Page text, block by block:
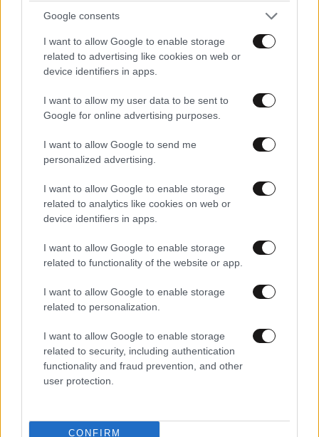
Google consents
I want to allow Google to enable storage
related to advertising like cookies on web or
device identifiers in apps.
I want to allow my user data to be sent to
Google for online advertising purposes.
I want to allow Google to send me
personalized advertising.
I want to allow Google to enable storage
related to analytics like cookies on web or
device identifiers in apps.
I want to allow Google to enable storage
related to functionality of the website or app.
I want to allow Google to enable storage
related to personalization.
I want to allow Google to enable storage
related to security, including authentication
functionality and fraud prevention, and other
user protection.
CONFIRM
Διαβάστε και ακολουθήστε τους κανόνες σχολιασμού
ΠΡΟΣΘΗΚΗ
JB 01·09·2013 22:54
ΤΟ ΌΤΙ Η ΛΥΒΥΗ ΔΕΝ ΈΧΕΙ ΔΏΣΕΙ ΤΑ ΛΕΦΤΆ ΠΟΥ
"ΚΎΡΙΟΥΣ ..ΜΟΥΝΓΑ ......................"Εδώ και καιρό , μέσα
στα πλαίσια της «ανθρωπιστικής» συμπαράστασης
προς τον χειμαζόμενο λαό της Λιβύης, η Ελλάδα
δέχθηκε να φιλοξενήσει Λίβυους «πολυτραυματίες»
Απαντήστε